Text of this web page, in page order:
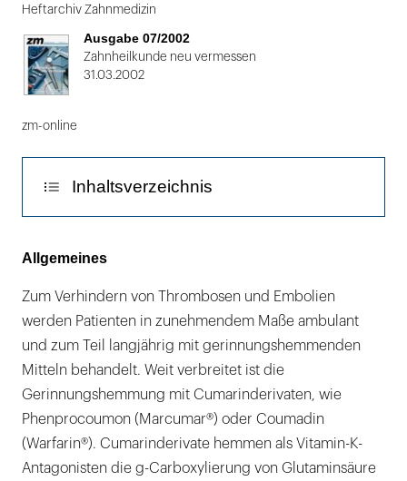
1
von
2
Heftarchiv Zahnmedizin
Ausgabe 07/2002
Zahnheilkunde neu vermessen
31.03.2002
zm-online
Inhaltsverzeichnis
Chirurgisches Vorgehen
Verabreichung weiterer Medikamente
Antibiotikagabe
Stationäre Behandlung
Gültigkeit des beschriebenen Vorgehens
Zusammenfassung
Allgemeines
Zum Verhindern von Thrombosen und Embolien
werden Patienten in zunehmendem Maße ambulant
und zum Teil langjährig mit gerinnungshemmenden
Mitteln behandelt. Weit verbreitet ist die
Gerinnungshemmung mit Cumarinderivaten, wie
Phenprocoumon (Marcumar®) oder Coumadin
(Warfarin®). Cumarinderivate hemmen als Vitamin-K-
Antagonisten die g-Carboxylierung von Glutaminsäure